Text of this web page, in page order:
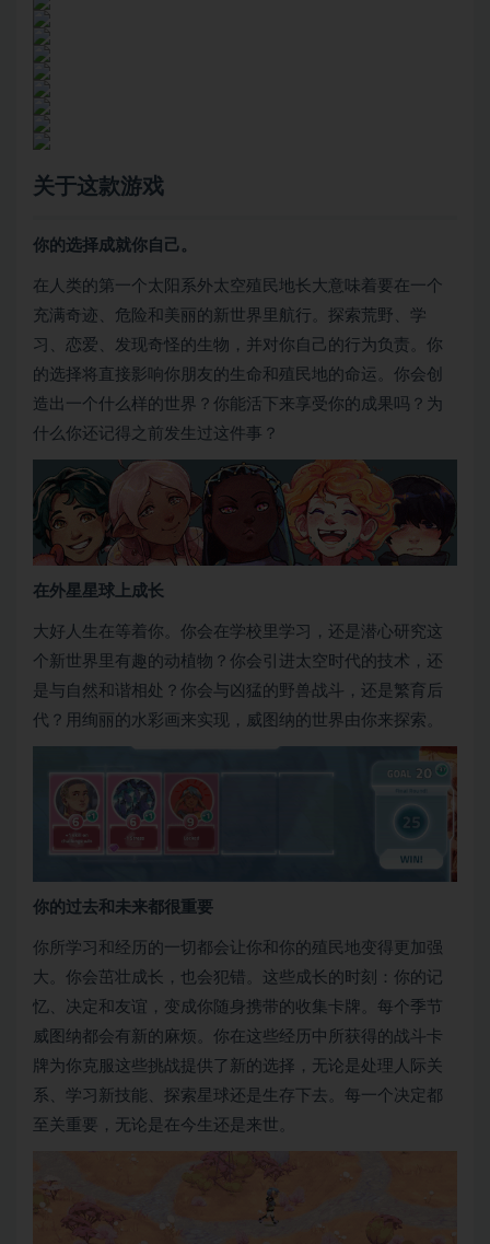
关于这款游戏
你的选择成就你自己。
在人类的第一个太阳系外太空殖民地长大意味着要在一个
充满奇迹、危险和美丽的新世界里航行。探索荒野、学
习、恋爱、发现奇怪的生物，并对你自己的行为负责。你
的选择将直接影响你朋友的生命和殖民地的命运。你会创
造出一个什么样的世界？你能活下来享受你的成果吗？为
什么你还记得之前发生过这件事？
在外星星球上成长
大好人生在等着你。你会在学校里学习，还是潜心研究这
个新世界里有趣的动植物？你会引进太空时代的技术，还
是与自然和谐相处？你会与凶猛的野兽战斗，还是繁育后
代？用绚丽的水彩画来实现，威图纳的世界由你来探索。
你的过去和未来都很重要
你所学习和经历的一切都会让你和你的殖民地变得更加强
大。你会茁壮成长，也会犯错。这些成长的时刻：你的记
忆、决定和友谊，变成你随身携带的收集卡牌。每个季节
威图纳都会有新的麻烦。你在这些经历中所获得的战斗卡
牌为你克服这些挑战提供了新的选择，无论是处理人际关
系、学习新技能、探索星球还是生存下去。每一个决定都
至关重要，无论是在今生还是来世。